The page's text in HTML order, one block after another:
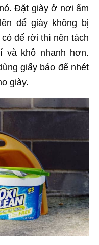
Đặt giày ở nơi ấm
để giày không bị
đế rời thì nên tách
và khô nhanh hơn.
giấy báo để nhét
giày.